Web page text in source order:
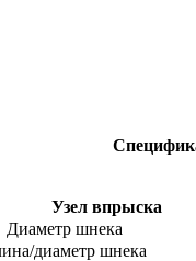
Узел впрыска
Диаметр шнека
диаметр шнека